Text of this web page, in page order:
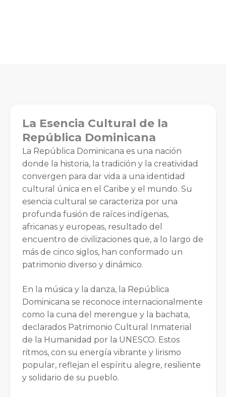
La Esencia Cultural de la
República Dominicana
La República Dominicana es una nación
donde la historia, la tradición y la creatividad
convergen para dar vida a una identidad
cultural única en el Caribe y el mundo. Su
esencia cultural se caracteriza por una
profunda fusión de raíces indígenas,
africanas y europeas, resultado del
encuentro de civilizaciones que, a lo largo de
más de cinco siglos, han conformado un
patrimonio diverso y dinámico.
En la música y la danza, la República
Dominicana se reconoce internacionalmente
como la cuna del merengue y la bachata,
declarados Patrimonio Cultural Inmaterial
de la Humanidad por la UNESCO. Estos
ritmos, con su energía vibrante y lirismo
popular, reflejan el espíritu alegre, resiliente
y solidario de su pueblo.